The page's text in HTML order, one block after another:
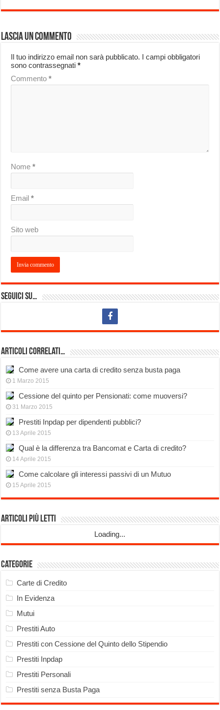
Lascia un commento
Il tuo indirizzo email non sarà pubblicato. I campi obbligatori
sono contrassegnati*
Commento*
Nome*
Email*
Sito web
Seguici su…
Articoli Correlati…
Come avere una carta di credito senza busta paga
1 Marzo 2015
Cessione del quinto per Pensionati: come muoversi?
31 Marzo 2015
Prestiti Inpdap per dipendenti pubblici?
13 Aprile 2015
Qual è la differenza tra Bancomat e Carta di credito?
14 Aprile 2015
Come calcolare gli interessi passivi di un Mutuo
15 Aprile 2015
Articoli più Letti
Loading...
Categorie
Carte di Credito
In Evidenza
Mutui
Prestiti Auto
Prestiti con Cessione del Quinto dello Stipendio
Prestiti Inpdap
Prestiti Personali
Prestiti senza Busta Paga